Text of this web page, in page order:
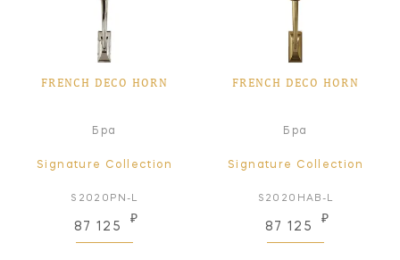
FRENCH DECO HORN
Бра
Signature Collection
S2020PN-L
87 125
₽
FRENCH DECO HORN
Бра
Signature Collection
S2020HAB-L
87 125
₽